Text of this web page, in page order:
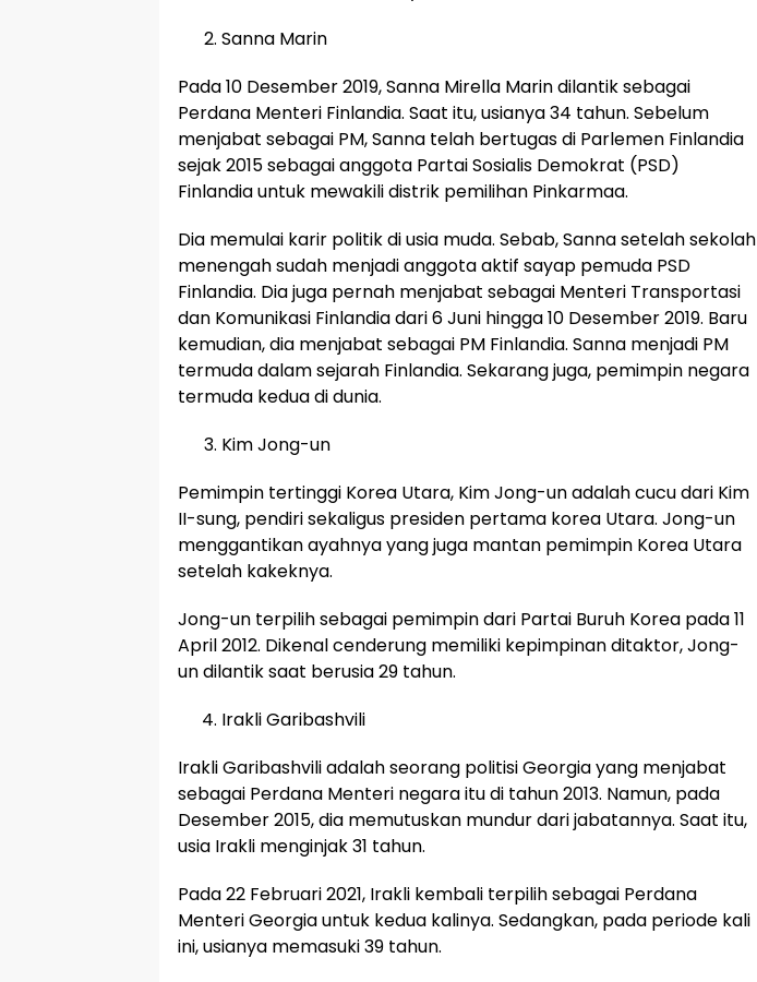
Sanna Marin
Pada 10 Desember 2019, Sanna Mirella Marin dilantik sebagai
Perdana Menteri Finlandia. Saat itu, usianya 34 tahun. Sebelum
menjabat sebagai PM, Sanna telah bertugas di Parlemen Finlandia
sejak 2015 sebagai anggota Partai Sosialis Demokrat (PSD)
Finlandia untuk mewakili distrik pemilihan Pinkarmaa.
Dia memulai karir politik di usia muda. Sebab, Sanna setelah sekolah
menengah sudah menjadi anggota aktif sayap pemuda PSD
Finlandia. Dia juga pernah menjabat sebagai Menteri Transportasi
dan Komunikasi Finlandia dari 6 Juni hingga 10 Desember 2019. Baru
kemudian, dia menjabat sebagai PM Finlandia. Sanna menjadi PM
termuda dalam sejarah Finlandia. Sekarang juga, pemimpin negara
termuda kedua di dunia.
Kim Jong-un
Pemimpin tertinggi Korea Utara, Kim Jong-un adalah cucu dari Kim
II-sung, pendiri sekaligus presiden pertama korea Utara. Jong-un
menggantikan ayahnya yang juga mantan pemimpin Korea Utara
setelah kakeknya.
Jong-un terpilih sebagai pemimpin dari Partai Buruh Korea pada 11
April 2012. Dikenal cenderung memiliki kepimpinan ditaktor, Jong-
un dilantik saat berusia 29 tahun.
Irakli Garibashvili
Irakli Garibashvili adalah seorang politisi Georgia yang menjabat
sebagai Perdana Menteri negara itu di tahun 2013. Namun, pada
Desember 2015, dia memutuskan mundur dari jabatannya. Saat itu,
usia Irakli menginjak 31 tahun.
Pada 22 Februari 2021, Irakli kembali terpilih sebagai Perdana
Menteri Georgia untuk kedua kalinya. Sedangkan, pada periode kali
ini, usianya memasuki 39 tahun.